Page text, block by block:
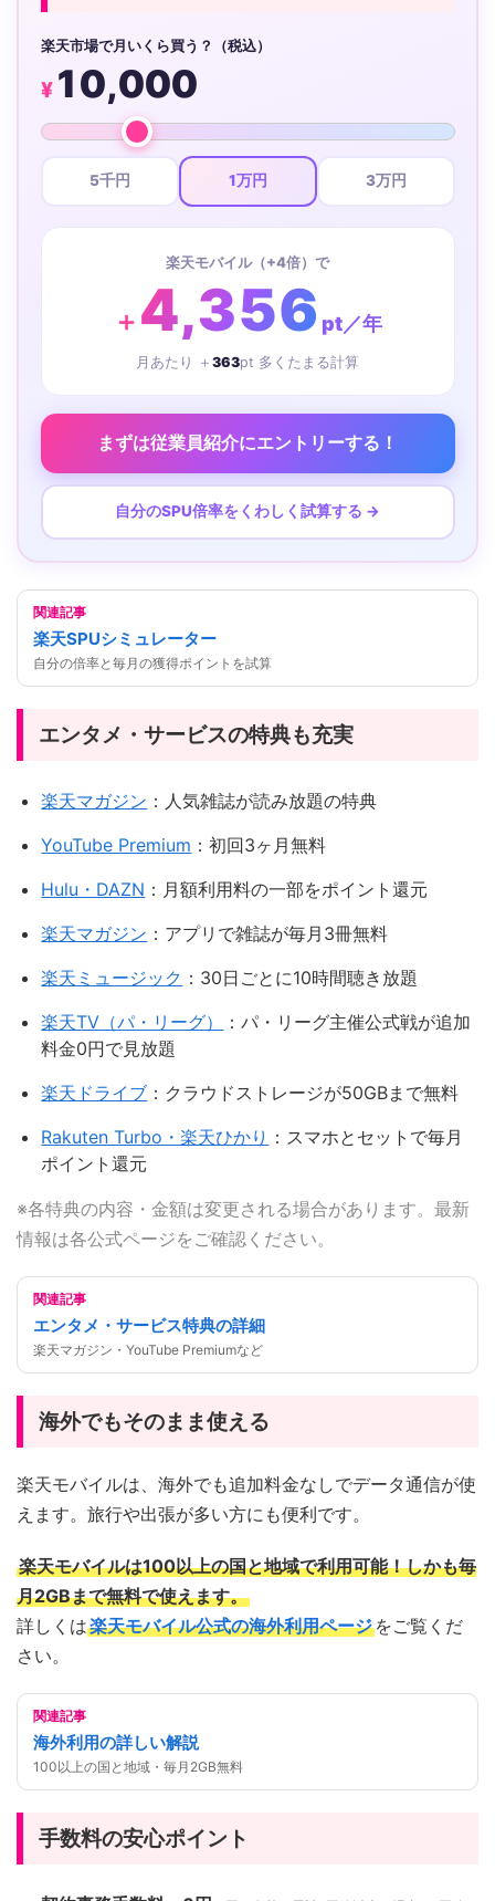
楽天市場で月いくら買う？（税込）
¥10,000
5千円 1万円 3万円
楽天モバイル（+4倍）で
＋ 4,356 pt／年
月あたり ＋ 363pt 多くたまる計算
まずは従業員紹介にエントリーする！
自分のSPU倍率をくわしく試算する →
関連記事
楽天SPUシミュレーター
自分の倍率と毎月の獲得ポイントを試算
エンタメ・サービスの特典も充実
楽天マガジン ：人気雑誌が読み放題の特典
YouTube Premium ：初回3ヶ月無料
Hulu・DAZN ：月額利用料の一部をポイント還元
楽天マガジン ：アプリで雑誌が毎月3冊無料
楽天ミュージック ：30日ごとに10時間聴き放題
楽天TV（パ・リーグ）
：パ・リーグ主催公式戦が追加
料金0円で見放題
楽天ドライブ ：クラウドストレージが50GBまで無料
Rakuten Turbo・楽天ひかり ：スマホとセットで毎月
ポイント還元
※各特典の内容・金額は変更される場合があります。最新
情報は各公式ページをご確認ください。
関連記事
エンタメ・サービス特典の詳細
楽天マガジン・YouTube Premiumなど
海外でもそのまま使える
楽天モバイルは、海外でも追加料金なしでデータ通信が使
えます。旅行や出張が多い方にも便利です。
楽天モバイルは100以上の国と地域で利用可能！しかも毎
月2GBまで無料で使えます。
詳しくは楽天モバイル公式の海外利用ページ をご覧くだ
さい。
関連記事
海外利用の詳しい解説
100以上の国と地域・毎月2GB無料
手数料の安心ポイント